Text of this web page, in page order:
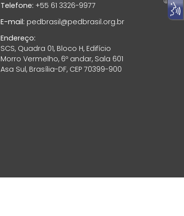
Telefone: +55 61 3326-9977
E-mail: pedbrasil@pedbrasil.org.br
Endereço:
SCS, Quadra 01, Bloco H, Edifício
Morro Vermelho, 6º andar, Sala 601
Asa Sul, Brasília-DF, CEP 70399-900